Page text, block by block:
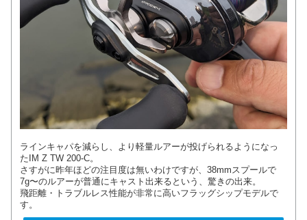
ラインキャパを減らし、より軽量ルアーが投げられるようになっ
たIM Z TW 200-C。
さすがに昨年ほどの注目度は無いわけですが、38mmスプールで
7g〜のルアーが普通にキャスト出来るという、驚きの出来。
飛距離・トラブルレス性能が非常に高いフラッグシップモデルで
す。